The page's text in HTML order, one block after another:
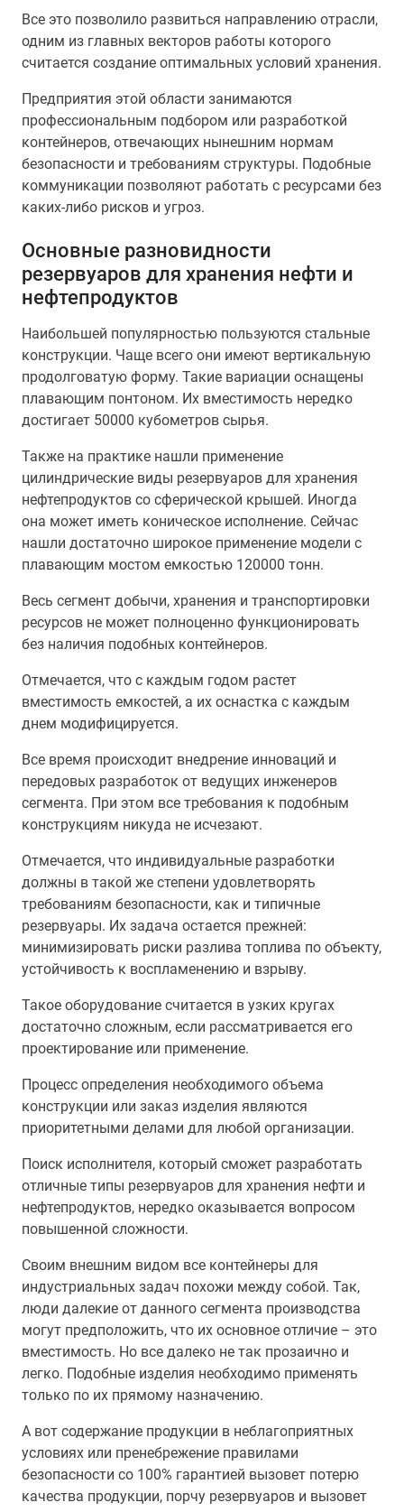
Все это позволило развиться направлению отрасли,
одним из главных векторов работы которого
считается создание оптимальных условий хранения.
Предприятия этой области занимаются
профессиональным подбором или разработкой
контейнеров, отвечающих нынешним нормам
безопасности и требованиям структуры. Подобные
коммуникации позволяют работать с ресурсами без
каких-либо рисков и угроз.
Основные разновидности
резервуаров для хранения нефти и
нефтепродуктов
Наибольшей популярностью пользуются стальные
конструкции. Чаще всего они имеют вертикальную
продолговатую форму. Такие вариации оснащены
плавающим понтоном. Их вместимость нередко
достигает 50000 кубометров сырья.
Также на практике нашли применение
цилиндрические виды резервуаров для хранения
нефтепродуктов со сферической крышей. Иногда
она может иметь коническое исполнение. Сейчас
нашли достаточно широкое применение модели с
плавающим мостом емкостью 120000 тонн.
Весь сегмент добычи, хранения и транспортировки
ресурсов не может полноценно функционировать
без наличия подобных контейнеров.
Отмечается, что с каждым годом растет
вместимость емкостей, а их оснастка с каждым
днем модифицируется.
Все время происходит внедрение инноваций и
передовых разработок от ведущих инженеров
сегмента. При этом все требования к подобным
конструкциям никуда не исчезают.
Отмечается, что индивидуальные разработки
должны в такой же степени удовлетворять
требованиям безопасности, как и типичные
резервуары. Их задача остается прежней:
минимизировать риски разлива топлива по объекту,
устойчивость к воспламенению и взрыву.
Такое оборудование считается в узких кругах
достаточно сложным, если рассматривается его
проектирование или применение.
Процесс определения необходимого объема
конструкции или заказ изделия являются
приоритетными делами для любой организации.
Поиск исполнителя, который сможет разработать
отличные типы резервуаров для хранения нефти и
нефтепродуктов, нередко оказывается вопросом
повышенной сложности.
Своим внешним видом все контейнеры для
индустриальных задач похожи между собой. Так,
люди далекие от данного сегмента производства
могут предположить, что их основное отличие – это
вместимость. Но все далеко не так прозаично и
легко. Подобные изделия необходимо применять
только по их прямому назначению.
А вот содержание продукции в неблагоприятных
условиях или пренебрежение правилами
безопасности со 100% гарантией вызовет потерю
качества продукции, порчу резервуаров и вызовет